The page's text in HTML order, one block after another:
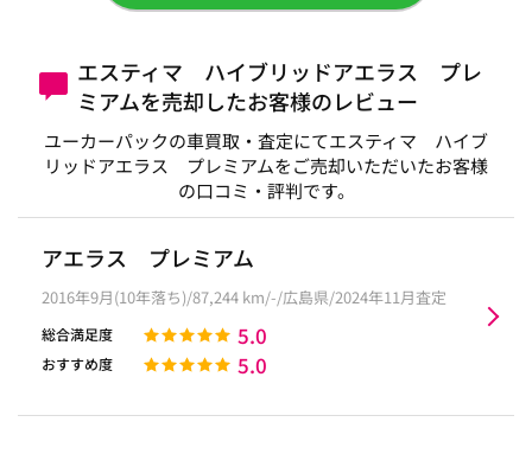
エスティマ ハイブリッドアエラス プレ
ミアムを売却したお客様のレビュー
ユーカーパックの車買取・査定にてエスティマ ハイブ
リッドアエラス プレミアムをご売却いただいたお客様
の口コミ・評判です。
アエラス プレミアム
2016年9月(10年落ち)/87,244 km/-/広島県/2024年11月査定
総合満足度 5.0
おすすめ度 5.0